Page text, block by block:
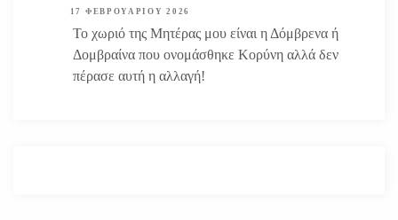
17 ΦΕΒΡΟΥΑΡΊΟΥ 2026
Το χωριό της Μητέρας μου είναι η Δόμβρενα ή
Δομβραίνα που ονομάσθηκε Κορύνη αλλά δεν
πέρασε αυτή η αλλαγή!